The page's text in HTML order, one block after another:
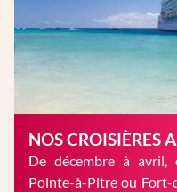
NOS CROISIÈRES
De décembre à avril,
Pointe-à-Pitre ou Fort-